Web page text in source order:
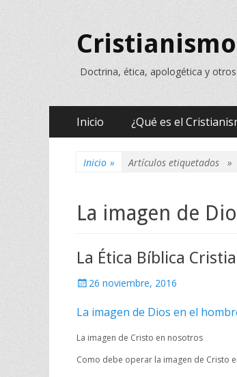
Doctrina, ética, apologética y
Menú
principal
Inicio ¿Qué es el
Inicio » Artículos etiquetados »
La imagen de
La Ética Bíblica
Publicado
26 noviembre, 2016
La imagen de Dios en el
La imagen de Cristo en nosotros
Como debe operar la imagen de Cristo